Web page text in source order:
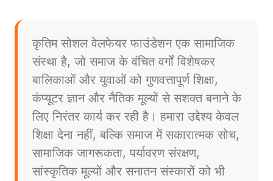
कृतिम सोशल वेलफेयर फाउंडेशन एक सामाजिक
संस्था है, जो समाज के वंचित वर्गों विशेषकर
बालिकाओं और युवाओं को गुणवत्तापूर्ण शिक्षा,
कंप्यूटर ज्ञान और नैतिक मूल्यों से सशक्त बनाने के
लिए निरंतर कार्य कर रही है। हमारा उद्देश्य केवल
शिक्षा देना नहीं, बल्कि समाज में सकारात्मक सोच,
सामाजिक जागरूकता, पर्यावरण संरक्षण,
सांस्कृतिक मूल्यों और सनातन संस्कारों को भी